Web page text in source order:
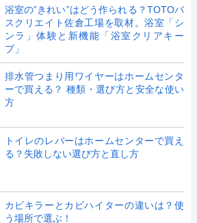
浴室の”きれい”はどう作られる？TOTOバ
スクリエイト佐倉工場を取材。浴室「シ
ンラ」体験と新機能「浴室クリアキー
プ」
排水管つまり用ワイヤーはホームセンタ
ーで買える？ 種類・選び方と安全な使い
方
トイレのレバーはホームセンターで買え
る？失敗しない選び方と直し方
カビキラーとカビハイターの違いは？使
う場所で選ぶ！